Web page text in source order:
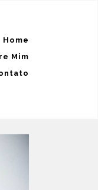
Home
Mim